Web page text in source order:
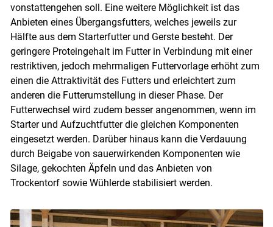
vonstattengehen soll. Eine weitere Möglichkeit ist das
Anbieten eines Übergangsfutters, welches jeweils zur
Hälfte aus dem Starterfutter und Gerste besteht. Der
geringere Proteingehalt im Futter in Verbindung mit einer
restriktiven, jedoch mehrmaligen Futtervorlage erhöht zum
einen die Attraktivität des Futters und erleichtert zum
anderen die Futterumstellung in dieser Phase. Der
Futterwechsel wird zudem besser angenommen, wenn im
Starter und Aufzuchtfutter die gleichen Komponenten
eingesetzt werden. Darüber hinaus kann die Verdauung
durch Beigabe von sauerwirkenden Komponenten wie
Silage, gekochten Äpfeln und das Anbieten von
Trockentorf sowie Wühlerde stabilisiert werden.